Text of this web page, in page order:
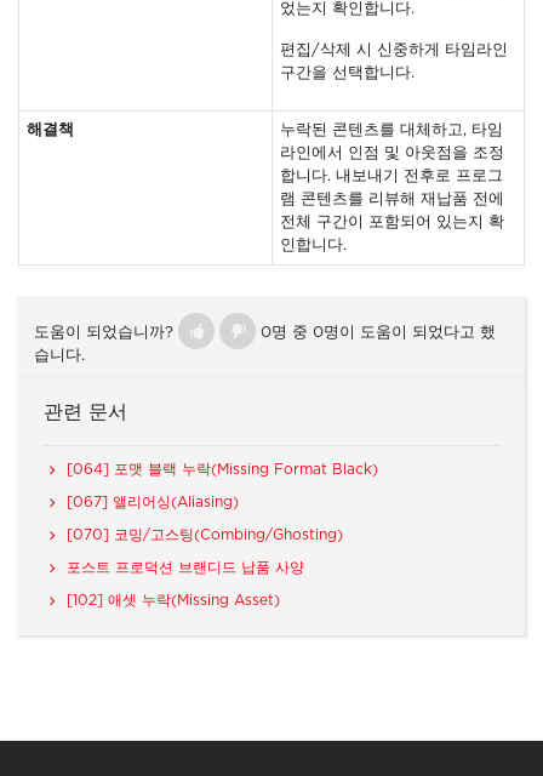
었는지 확인합니다.
편집/삭제 시 신중하게 타임라인
구간을 선택합니다.
해결책
누락된 콘텐츠를 대체하고, 타임
라인에서 인점 및 아웃점을 조정
합니다. 내보내기 전후로 프로그
램 콘텐츠를 리뷰해 재납품 전에
전체 구간이 포함되어 있는지 확
인합니다.
도움이 되었습니까?
0명 중 0명이 도움이 되었다고 했
습니다.
관련 문서
[064] 포맷 블랙 누락(Missing Format Black)
[067] 앨리어싱(Aliasing)
[070] 코밍/고스팅(Combing/Ghosting)
포스트 프로덕션 브랜디드 납품 사양
[102] 애셋 누락(Missing Asset)